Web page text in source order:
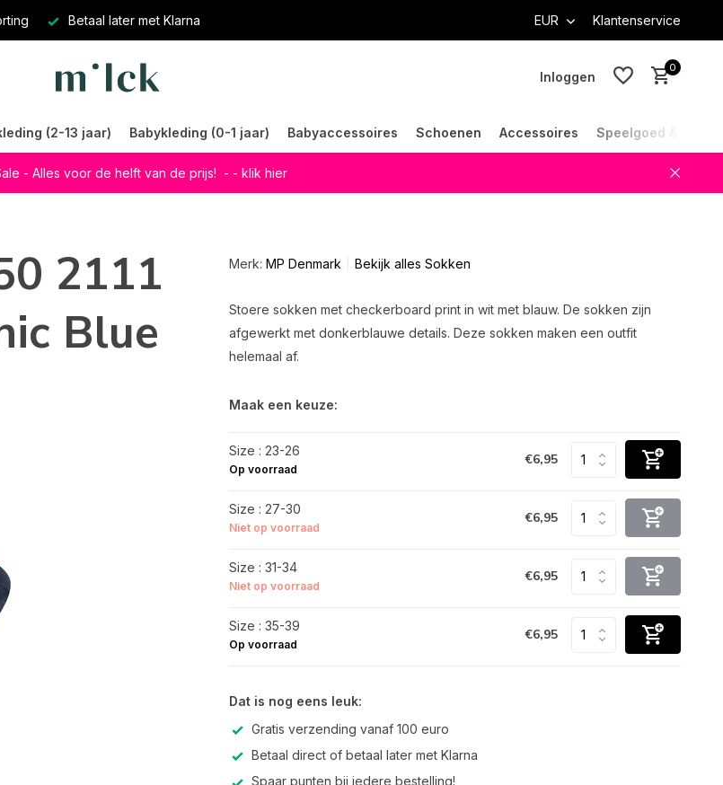
Betaal later met Klarna EUR Klantenservice
Inloggen
0
(2-13 jaar) Babykleding (0-1 jaar) Babyaccessoires Schoenen Accessoires Speelgoed &
- Alles voor de helft van de prijs! - - klik hier
2111
Blue
Merk: MP Denmark Bekijk alles Sokken
Stoere sokken met checkerboard print in wit met blauw. De sokken zijn
afgewerkt met donkerblauwe details. Deze sokken maken een outfit
helemaal af.
Maak een keuze:
Size : 23-26
Op voorraad
€6,95
Size : 27-30
Niet op voorraad
€6,95
Size : 31-34
Niet op voorraad
€6,95
Size : 35-39
Op voorraad
€6,95
Dat is nog eens leuk:
Gratis verzending vanaf 100 euro
Betaal direct of betaal later met Klarna
Spaar punten bij iedere bestelling!